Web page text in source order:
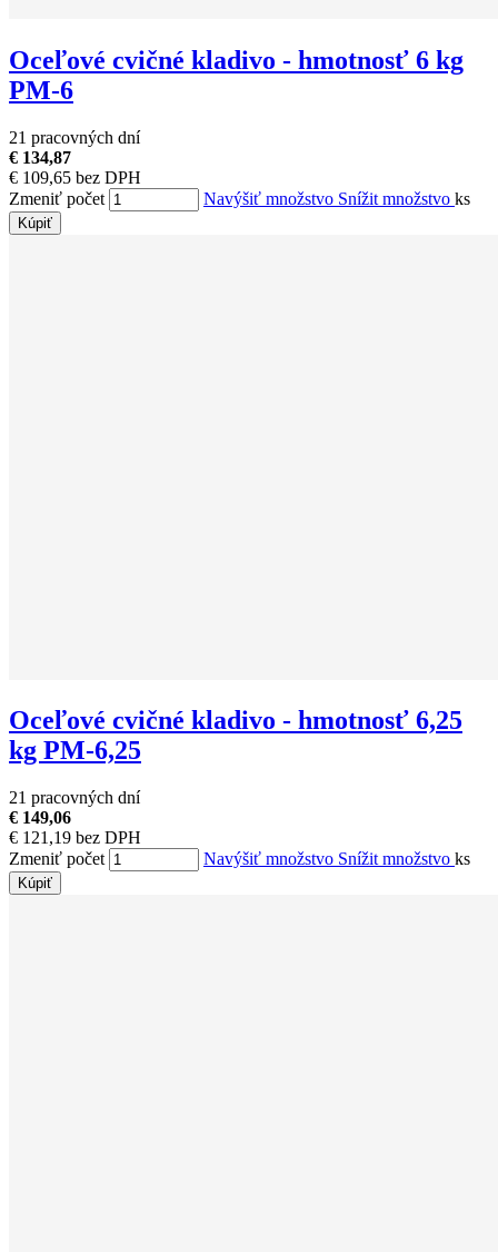
Oceľové cvičné kladivo - hmotnosť 6 kg
PM-6
21 pracovných dní
€ 134,87
€ 109,65 bez DPH
Zmeniť počet
Navýšiť množstvo Snížit množstvo ks
Kúpiť
Oceľové cvičné kladivo - hmotnosť 6,25
kg PM-6,25
21 pracovných dní
€ 149,06
€ 121,19 bez DPH
Zmeniť počet
Navýšiť množstvo Snížit množstvo ks
Kúpiť